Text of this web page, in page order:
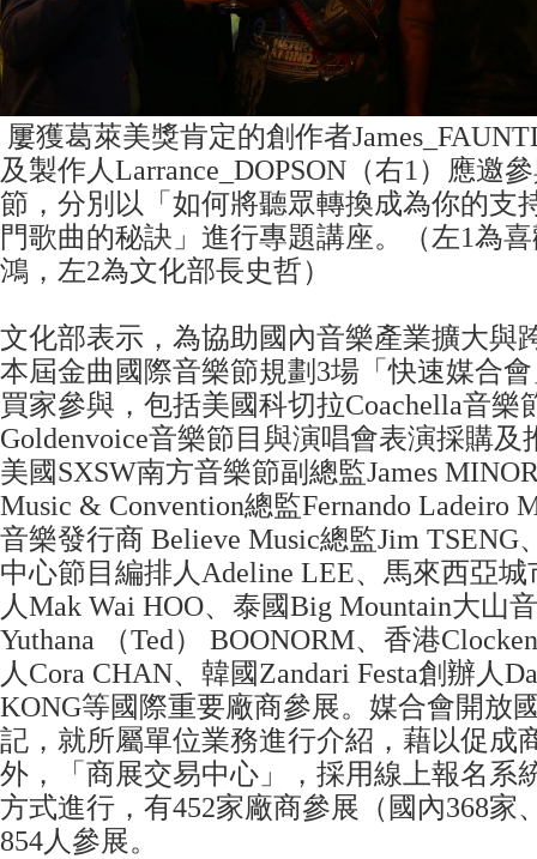
屢獲葛萊美獎肯定的創作者
及製作人Larrance_DOPSON（右1）應邀
節，分別以「如何將聽眾轉換成為你的支
門歌曲的秘訣」進行專題講座。（左1為
鴻，左2為文化部長史哲）
文化部表示，為協助國內音樂產業擴大與
本屆金曲國際音樂節規劃3場「快速媒合
買家參與，包括美國科切拉Coachella音樂
Goldenvoice音樂節目與演唱會表演採購及
美國SXSW南方音樂節副總監James
Music & Convention總監Fernando Ladeiro
音樂發行商 Believe Music總監Jim TSENG
中心節目編排人Adeline LEE、馬來西亞
人Mak Wai HOO、泰國Big Mountain大山
Yuthana （Ted） BOONORM、香港
人Cora CHAN、韓國Zandari Festa創辦人
KONG等國際重要廠商參展。媒合會開放
記，就所屬單位業務進行介紹，藉以促成
外，「商展交易中心」，採用線上報名系
方式進行，有452家廠商參展（國內368家
854人參展。